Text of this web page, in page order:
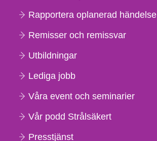
Rapportera oplanerad händelse
Remisser och remissvar
Utbildningar
Lediga jobb
Våra event och seminarier
Vår podd Strålsäkert
Presstjänst